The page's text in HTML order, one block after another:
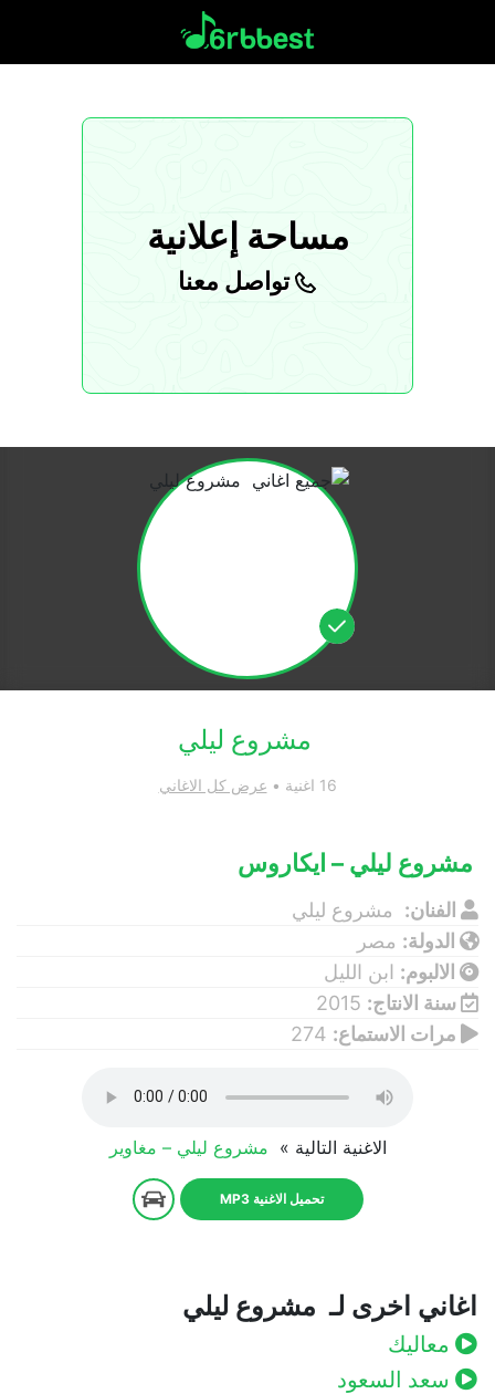
مساحة إعلانية
تواصل معنا
مشروع ليلي
16 اغنية • عرض كل الاغاني
مشروع ليلي – ايكاروس
الفنان:
مشروع ليلي
الدولة: مصر
الالبوم: ابن الليل
سنة الانتاج: 2015
مرات الاستماع:
الاغنية التالية » مشروع ليلي – مغاوير
تحميل الاغنية MP3
اغاني اخرى لـ مشروع ليلي
معاليك
سعد السعود